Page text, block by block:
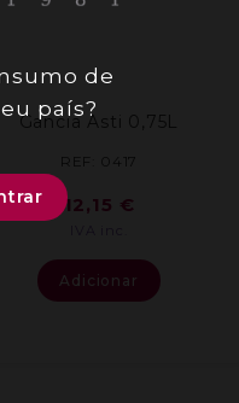
Gancia Asti 0,75L
REF: 0417
12,15 €
Adicionar
de
país?